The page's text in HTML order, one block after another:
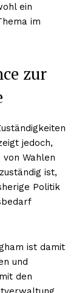
ein
im
zur
jedoch,
Wahlen
ist,
Politik
ist damit
und
den